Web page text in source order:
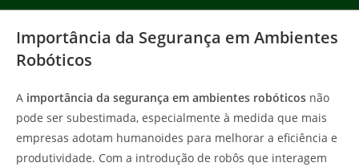
Importância da Segurança em Ambientes
Robóticos
A importância da segurança em ambientes robóticos não
pode ser subestimada, especialmente à medida que mais
empresas adotam humanoides para melhorar a eficiência e
produtividade. Com a introdução de robôs que interagem